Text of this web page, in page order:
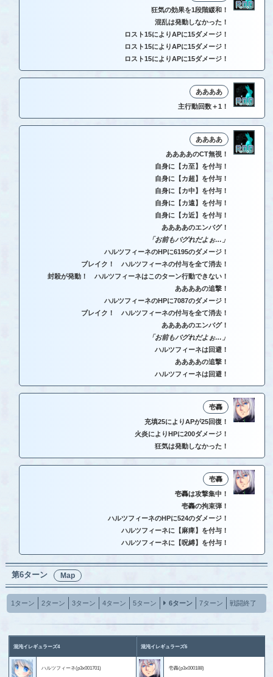
狂気の効果を1段階緩和！
混乱は発動しなかった！
ロスト15によりAPに15ダメージ！
ロスト15によりAPに15ダメージ！
ロスト15によりAPに15ダメージ！
ああああ
主行動回数＋1！
ああああ
ああああのCT無視！
自身に【カ至】を付与！
自身に【カ超】を付与！
自身に【カ中】を付与！
自身に【カ遠】を付与！
自身に【カ近】を付与！
ああああのエンバグ！
「お前もバグれだよぉ…」
ハルツフィーネのHPに6195のダメージ！
ブレイク！ ハルツフィーネの付与を全て消去！
封殺が発動！ ハルツフィーネはこのターン行動できない！
ああああの追撃！
ハルツフィーネのHPに7087のダメージ！
ブレイク！ ハルツフィーネの付与を全て消去！
ああああのエンバグ！
「お前もバグれだよぉ…」
ハルツフィーネは回避！
ああああの追撃！
ハルツフィーネは回避！
壱轟
充填25によりAPが25回復！
火炎によりHPに200ダメージ！
狂気は発動しなかった！
壱轟
壱轟は攻撃集中！
壱轟の拘束弾！
ハルツフィーネのHPに524のダメージ！
ハルツフィーネに【麻痺】を付与！
ハルツフィーネに【呪縛】を付与！
第6ターン Map
1ターン 2ターン 3ターン 4ターン 5ターン 6ターン 7ターン 戦闘終了
混沌イレギュラーズ4 混沌イレギュラーズ6
ハルツフィーネ(p3x001701) 壱轟(p3x000188)